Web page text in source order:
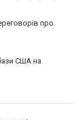
про
США на